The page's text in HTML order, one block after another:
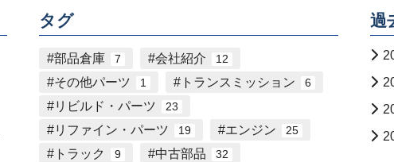
タグ
部品倉庫 7 会社紹介 12
その他パーツ 1 トランスミッション 6
リビルド・パーツ 23
リファイン・パーツ 19 エンジン 25
トラック 9 中古部品 32
過